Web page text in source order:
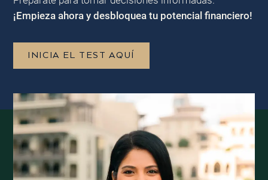
¡Empieza ahora y desbloquea tu potencial financiero!
INICIA EL TEST AQUÍ